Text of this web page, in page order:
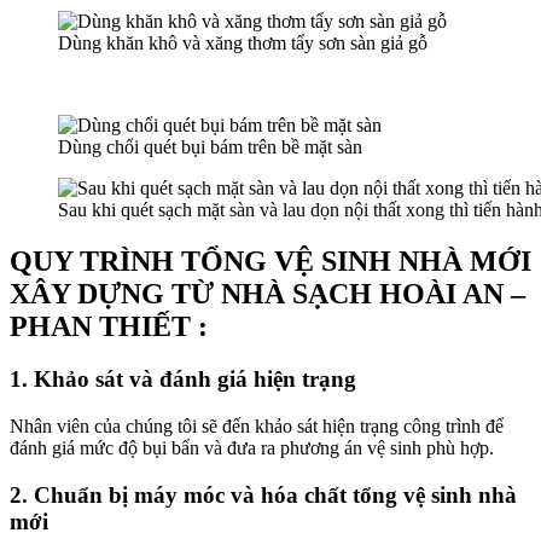
Dùng khăn khô và xăng thơm tẩy sơn sàn giả gỗ
Dùng chổi quét bụi bám trên bề mặt sàn
Sau khi quét sạch mặt sàn và lau dọn nội thất xong thì tiến
QUY TRÌNH TỔNG VỆ SINH NHÀ MỚI
XÂY DỰNG TỪ NHÀ SẠCH HOÀI AN –
PHAN THIẾT :
1. Khảo sát và đánh giá hiện trạng
Nhân viên của chúng tôi sẽ đến khảo sát hiện trạng công trình để
đánh giá mức độ bụi bẩn và đưa ra phương án vệ sinh phù hợp.
2. Chuẩn bị máy móc và hóa chất tổng vệ sinh nhà
mới